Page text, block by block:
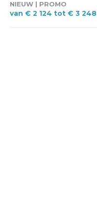
NIEUW | PROMO
van € 2 124 tot € 3 248